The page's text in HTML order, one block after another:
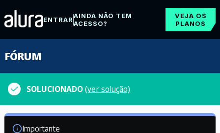
ENTRARAINDA NÃO TEM
ACESSO?
VEJA OS
PLANOS
FÓRUM
SOLUCIONADO(ver solução)
Importante